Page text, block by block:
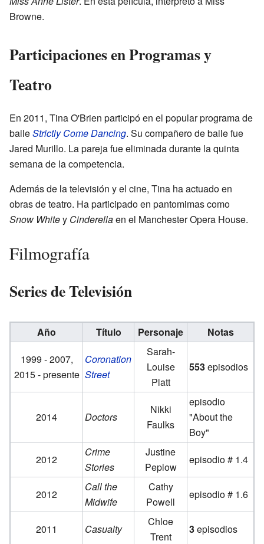
Browne.
Participaciones en Programas y
Teatro
En 2011, Tina O'Brien participó en el popular programa de
baileStrictly Come Dancing. Su compañero de baile fue
Jared Murillo. La pareja fue eliminada durante la quinta
semana de la competencia.
Además de la televisión y el cine, Tina ha actuado en
obras de teatro. Ha participado en pantomimas como
Snow Whitey Cinderellaen el Manchester Opera House.
Filmografía
Series de Televisión
Año Título Personaje
Notas
1999 - 2007,
2015 - presente
Coronation
Street
Sarah-
Louise
Platt
553episodios
2014 Doctors
Nikki
Faulks
episodio
"About the
Boy"
2012
Crime
Stories
Justine
Peplow
episodio # 1.4
2012
Call the
Midwife
Cathy
Powell
episodio # 1.6
2011 Casualty
Chloe
Trent
3episodios